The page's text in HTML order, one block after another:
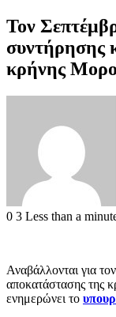
Τον
συντήρησης
κρήνης
0 3 Less than a
Αναβάλλονται για
αποκατάστασης της
ενημερώνει το